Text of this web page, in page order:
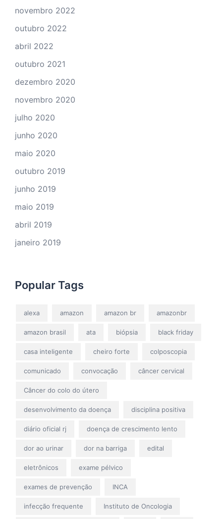
novembro 2022
outubro 2022
abril 2022
outubro 2021
dezembro 2020
novembro 2020
julho 2020
junho 2020
maio 2020
outubro 2019
junho 2019
maio 2019
abril 2019
janeiro 2019
Popular Tags
alexa amazon amazon br amazonbr
amazon brasil ata biópsia black friday
casa inteligente cheiro forte colposcopia
comunicado convocação câncer cervical
Câncer do colo do útero
desenvolvimento da doença disciplina positiva
diário oficial rj doença de crescimento lento
dor ao urinar dor na barriga edital
eletrônicos exame pélvico
exames de prevenção INCA
infecção frequente Instituto de Oncologia